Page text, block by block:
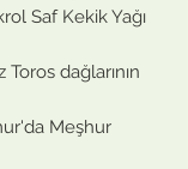
Saf Kekik Yağı
dağlarının
Meşhur